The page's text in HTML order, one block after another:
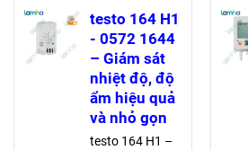
testo 164 H1
- 0572 1644
– Giám sát
nhiệt độ, độ
ẩm hiệu quả
và nhỏ gọn
testo 164 H1 –